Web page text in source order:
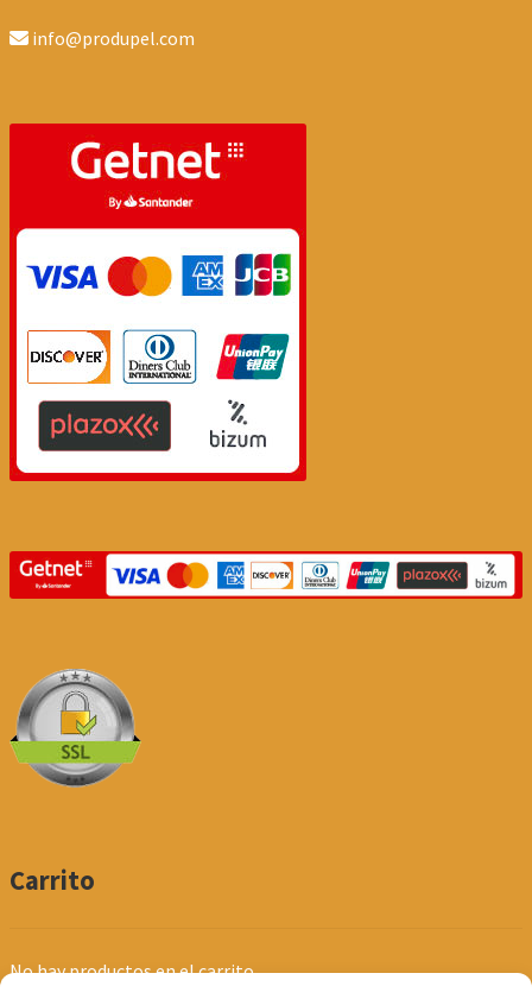
info@produpel.com
Carrito
No hay productos en el carrito.